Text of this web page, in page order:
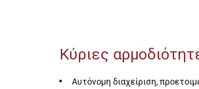
Κύριες
Αυτόνομη διαχείριση,